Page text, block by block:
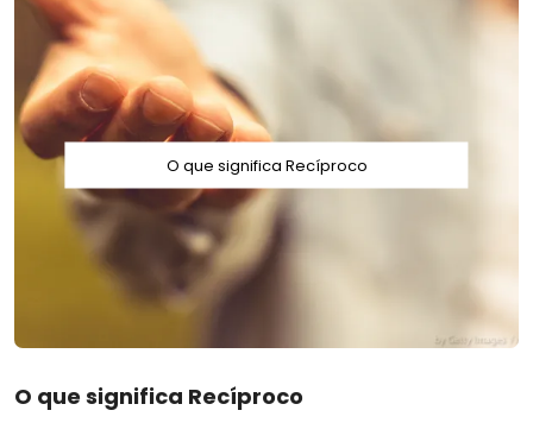
O que significa Recíproco
O que significa Recíproco